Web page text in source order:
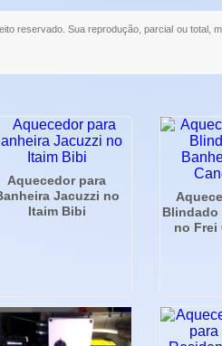
reservado. Sua reprodução, parcial ou total,
Aquecedor para
Jacuzzi no
Itaim Bibi
Blindado
no Frei